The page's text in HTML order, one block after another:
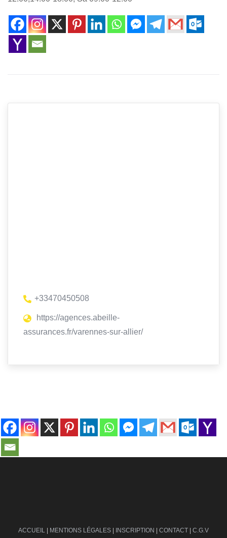
+33470450508
https://agences.abeille-
assurances.fr/varennes-sur-allier/
ACCUEIL | MENTIONS LÉGALES | INSCRIPTION | CONTACT | C.G.V